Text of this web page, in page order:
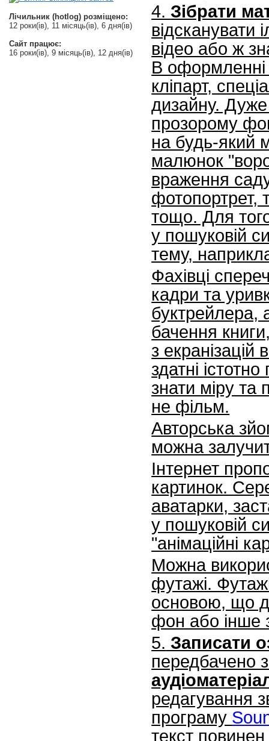
Лічильник (hotlog) розміщено:
12 роки(ів), 11 місяць(ів), 6 дня(ів)
Сайт працює:
16 роки(ів), 9 місяць(ів), 12 дня(ів)
4.Зібрати
відсканувати
відео або ж
В оформленні
кліпарт,
дизайну.
прозорому
на будь-який
малюнок
враження
фотопортрет,
тощо. Для
у пошуковій
тему,
Фахівці
кадри та
буктрейлера,
бачення
з екранізацій
здатні
знати міру та
не фільм.
Авторська
можна
Інтернет
картинок.
аватарки,
у пошуковій
"анімаційні
Можна
футажі.
основою, що
фон або інше
5. Записати
передбачено
редагування
програму
текст